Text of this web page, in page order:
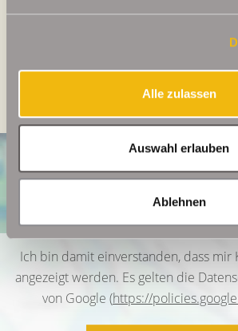
Alle zulassen
Auswahl erlauben
Ablehnen
Energieausweis Gebäudeart
Befeuerung
Ich bin damit einverstanden, dass mir
angezeigt werden. Es gelten die
von Google (https://